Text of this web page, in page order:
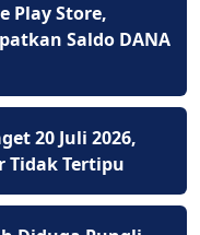
Play Store,
Saldo DANA
20 Juli 2026,
Tidak Tertipu